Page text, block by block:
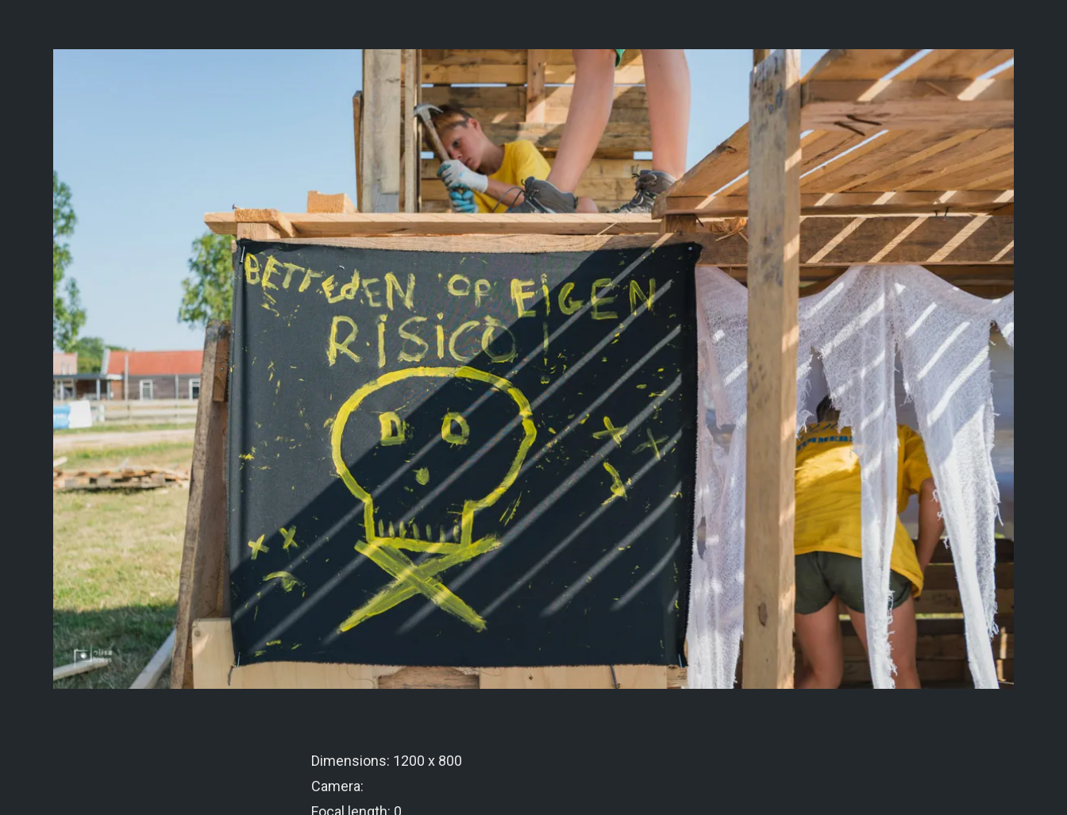
Dimensions: 1200 x 800
Camera: